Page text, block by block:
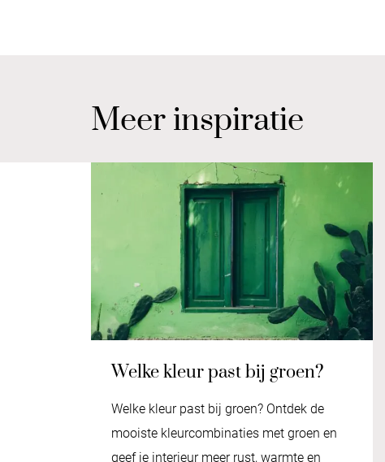
Meer inspiratie
Welke kleur past bij groen?
Welke kleur past bij groen? Ontdek de
mooiste kleurcombinaties met groen en
geef je interieur meer rust, warmte en